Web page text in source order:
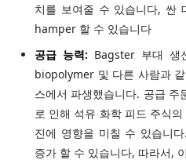
치를 보여줄 수 있습니다, 싼
hamper 할 수 있습니다
공급 능력: Bagster 부대 생
biopolymer 및 다른 사람과
스에서 파생했습니다. 공급 주
로 인해 석유 화학 피드 주식
진에 영향을 미칠 수 있습니
증가 할 수 있습니다, 따라서,